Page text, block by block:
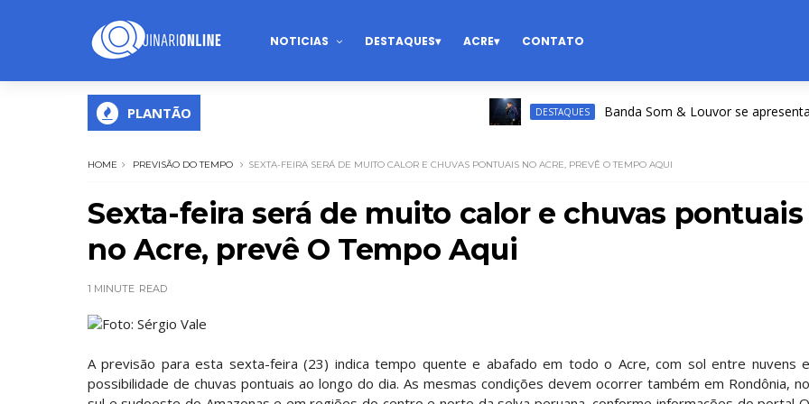
NOTICIAS DESTAQUES ACRE CONTATO
PLANTÃO DESTAQUES Banda Som & Louvor se apresenta na
HOME PREVISÃO DO TEMPO SEXTA-FEIRA SERÁ DE MUITO CALOR E CHUVAS PONTUAIS NO ACRE, PREVÊ O TEMPO AQUI
Sexta-feira será de muito calor e chuvas pontuais
no Acre, prevê O Tempo Aqui
1 MINUTE READ
Foto: Sérgio Vale
A previsão para esta sexta-feira (23) indica tempo quente e abafado em todo o Acre, com sol entre nuvens e
possibilidade de chuvas pontuais ao longo do dia. As mesmas condições devem ocorrer também em Rondônia, no